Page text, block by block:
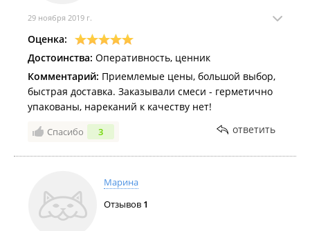
29 ноября 2019 г.
Оценка:
Достоинства: Оперативность, ценник
Комментарий: Приемлемые цены, большой выбор,
быстрая доставка. Заказывали смеси - герметично
упакованы, нареканий к качеству нет!
Спасибо 3 ответить
Марина
Отзывов 1